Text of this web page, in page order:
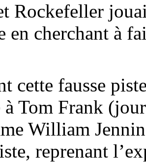
Rockefeller
en cherchant à
cette fausse
à Tom Frank
William
reprenant